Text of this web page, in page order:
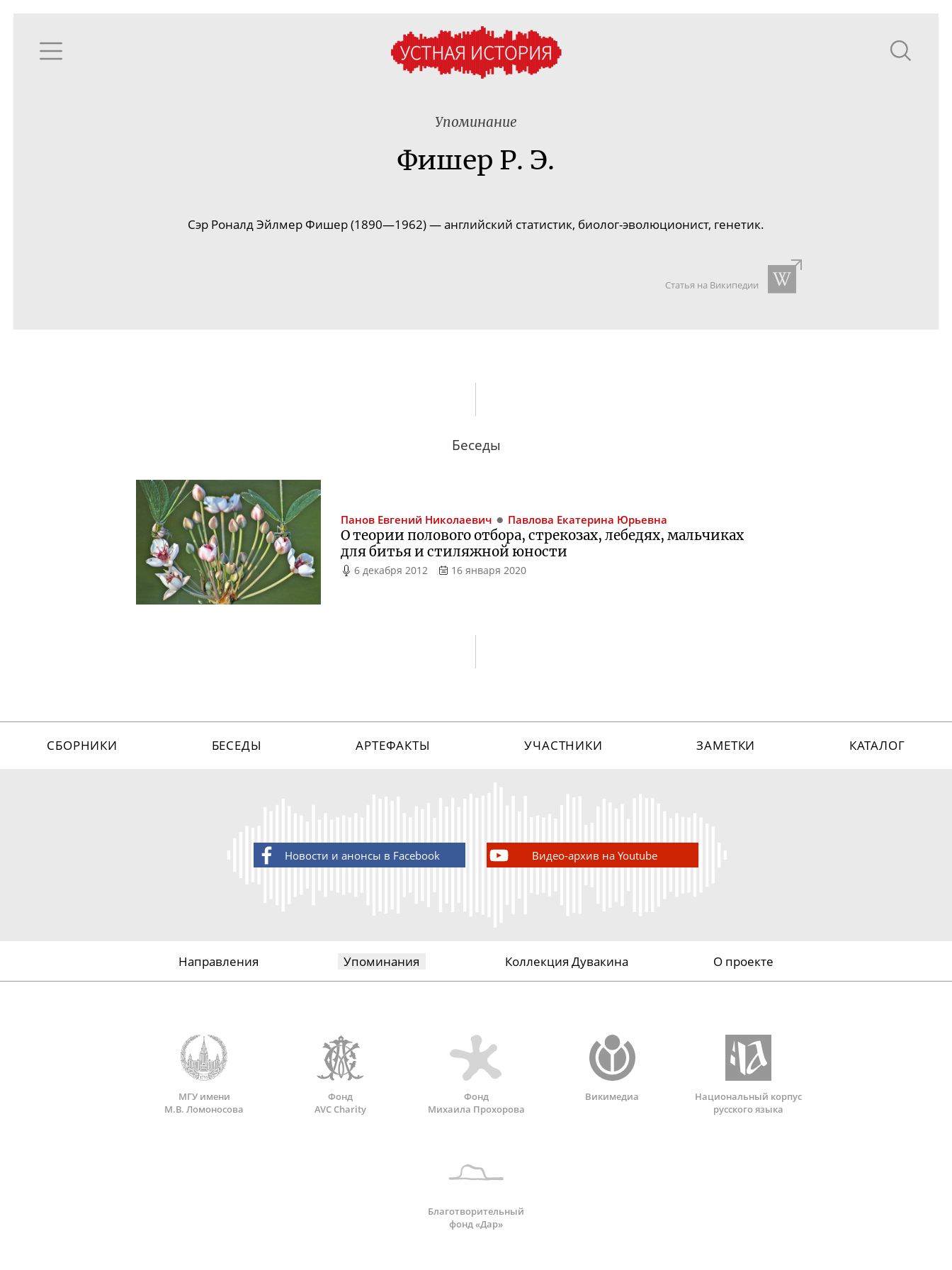
Упоминание
Фишер Р. Э.
Сэр Роналд Эйлмер Фишер (1890—1962) — английский статистик, биолог-эволюционист, генетик.
Статья на Википедии
Беседы
Панов Евгений Николаевич Павлова Екатерина Юрьевна
О теории полового отбора, стрекозах, лебедях, мальчиках
для битья и стиляжной юности
6 декабря 2012 16 января 2020
СБОРНИКИ БЕСЕДЫ АРТЕФАКТЫ УЧАСТНИКИ ЗАМЕТКИ КАТАЛОГ
Новости и анонсы в Facebook Видео-архив на Youtube
Направления Упоминания Коллекция Дувакина О проекте
МГУ имени
М.В. Ломоносова
Фонд
AVC Charity
Фонд
Михаила Прохорова
Викимедиа
Национальный корпус
русского языка
Благотворительный
фонд «Дар»